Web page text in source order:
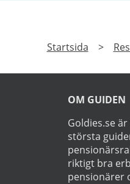
Startsida >
OM GUIDEN
Goldies.se är
största
riktigt bra
pensionärer